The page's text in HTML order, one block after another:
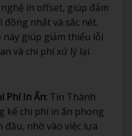
in offset, giúp đảm
đồng nhất và sắc nét.
giúp giảm thiểu lỗi
và chi phí xử lý lại.
Phí In Ấn:Tín Thành
kể chi phí in ấn phong
đầu, nhờ vào việc lựa